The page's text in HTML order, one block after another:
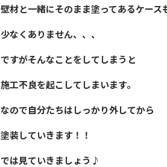
壁材と一緒にそのまま塗ってあるケース
少なくありません、、、
ですがそんなことをしてしまうと
施工不良を起こしてしまいます。
なので自分たちはしっかり外してから
塗装していきます！！
では見ていきましょう♪